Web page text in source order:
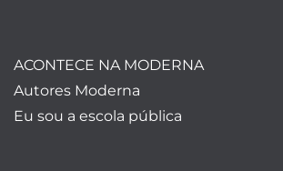
ACONTECE NA MODERNA
Autores Moderna
Eu sou a escola pública